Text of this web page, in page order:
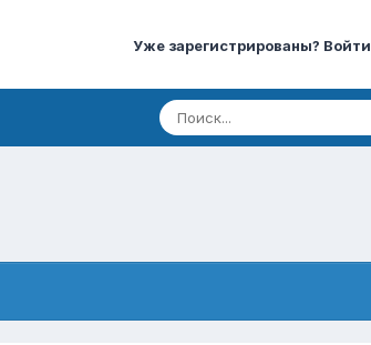
Уже зарегистрированы? Войти